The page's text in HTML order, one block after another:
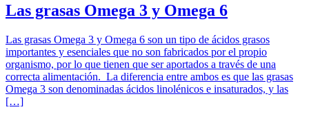
Las grasas Omega 3 y Omega 6
Las grasas Omega 3 y Omega 6 son un tipo de ácidos grasos
importantes y esenciales que no son fabricados por el propio
organismo, por lo que tienen que ser aportados a través de una
correcta alimentación. La diferencia entre ambos es que las grasas
Omega 3 son denominadas ácidos linolénicos e insaturados, y las
[…]